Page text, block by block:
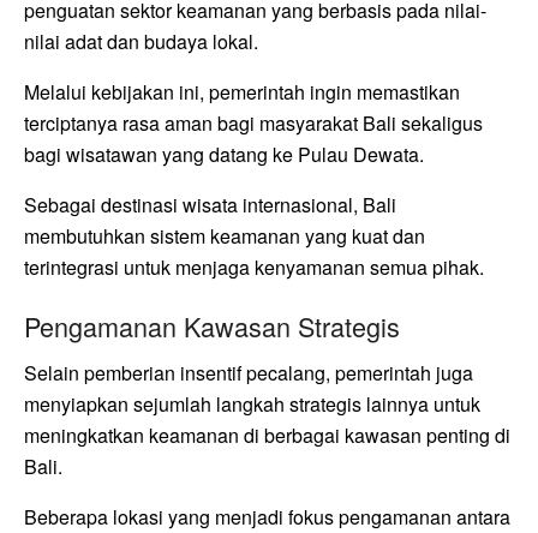
penguatan sektor keamanan yang berbasis pada nilai-
nilai adat dan budaya lokal.
Melalui kebijakan ini, pemerintah ingin memastikan
terciptanya rasa aman bagi masyarakat Bali sekaligus
bagi wisatawan yang datang ke Pulau Dewata.
Sebagai destinasi wisata internasional, Bali
membutuhkan sistem keamanan yang kuat dan
terintegrasi untuk menjaga kenyamanan semua pihak.
Pengamanan Kawasan Strategis
Selain pemberian insentif pecalang, pemerintah juga
menyiapkan sejumlah langkah strategis lainnya untuk
meningkatkan keamanan di berbagai kawasan penting di
Bali.
Beberapa lokasi yang menjadi fokus pengamanan antara